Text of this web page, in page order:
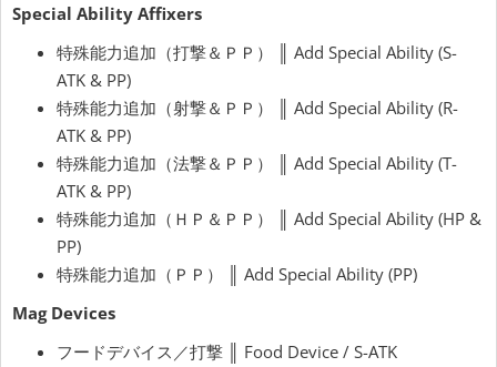
Special Ability Affixers
特殊能力追加（打撃＆ＰＰ） ║ Add Special Ability (S-
ATK & PP)
特殊能力追加（射撃＆ＰＰ） ║ Add Special Ability (R-
ATK & PP)
特殊能力追加（法撃＆ＰＰ） ║ Add Special Ability (T-
ATK & PP)
特殊能力追加（ＨＰ＆ＰＰ） ║ Add Special Ability (HP &
PP)
特殊能力追加（ＰＰ） ║ Add Special Ability (PP)
Mag Devices
フードデバイス／打撃 ║ Food Device / S-ATK